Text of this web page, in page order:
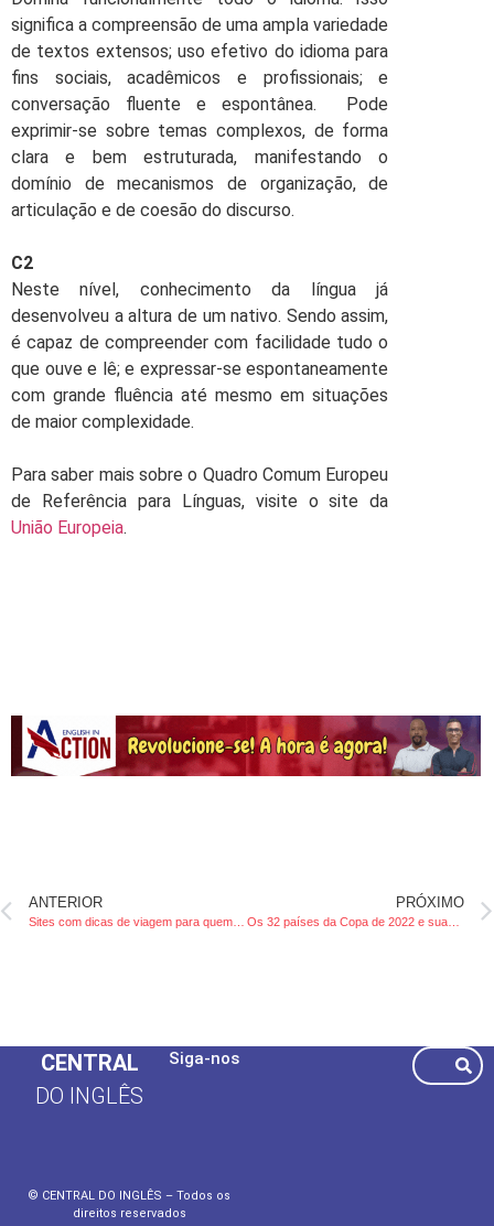
significa a compreensão de uma ampla variedade
de textos extensos; uso efetivo do idioma para
fins sociais, acadêmicos e profissionais; e
conversação fluente e espontânea. Pode
exprimir-se sobre temas complexos, de forma
clara e bem estruturada, manifestando o
domínio de mecanismos de organização, de
articulação e de coesão do discurso.
C2
Neste nível, conhecimento da língua já
desenvolveu a altura de um nativo. Sendo assim,
é capaz de compreender com facilidade tudo o
que ouve e lê; e expressar-se espontaneamente
com grande fluência até mesmo em situações
de maior complexidade.
Para saber mais sobre o Quadro Comum Europeu
de Referência para Línguas, visite o site da
União Europeia.
ANTERIOR PRÓXIMO
Os 32 países da Copa de 2022 e suas nacionalidades
CENTRAL
DO INGLÊS
Siga-nos
© CENTRAL DO INGLÊS – Todos os
direitos reservados